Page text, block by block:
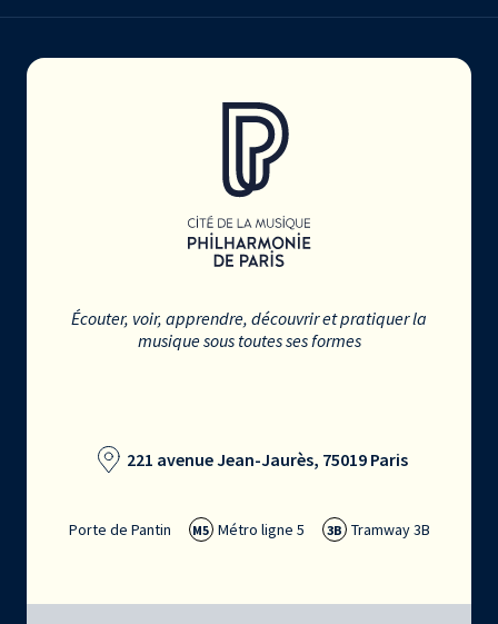
Écouter, voir, apprendre, découvrir et pratiquer la
musique sous toutes ses formes
221 avenue Jean-Jaurès, 75019 Paris
Porte de Pantin M5 Métro ligne 5 3B Tramway 3B